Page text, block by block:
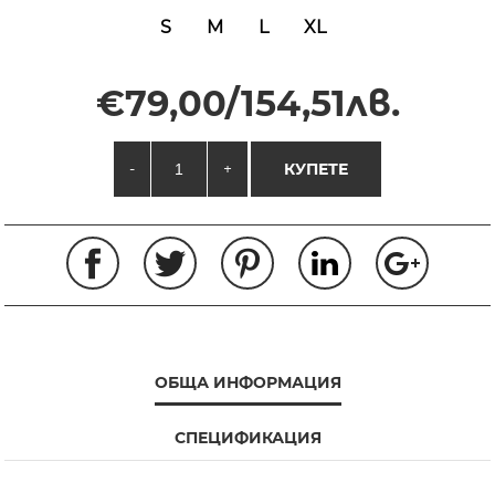
S M L XL
€79,00/154,51лв.
- + КУПЕТЕ
ОБЩА ИНФОРМАЦИЯ
СПЕЦИФИКАЦИЯ